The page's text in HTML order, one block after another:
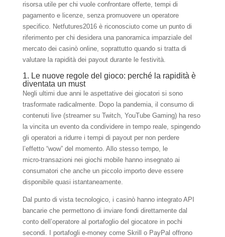
risorsa utile per chi vuole confrontare offerte, tempi di
pagamento e licenze, senza promuovere un operatore
specifico. Netfutures2016 è riconosciuto come un punto di
riferimento per chi desidera una panoramica imparziale del
mercato dei casinò online, soprattutto quando si tratta di
valutare la rapidità dei payout durante le festività.
1. Le nuove regole del gioco: perché la rapidità è
diventata un must
Negli ultimi due anni le aspettative dei giocatori si sono
trasformate radicalmente. Dopo la pandemia, il consumo di
contenuti live (streamer su Twitch, YouTube Gaming) ha reso
la vincita un evento da condividere in tempo reale, spingendo
gli operatori a ridurre i tempi di payout per non perdere
l’effetto “wow” del momento. Allo stesso tempo, le
micro‑transazioni nei giochi mobile hanno insegnato ai
consumatori che anche un piccolo importo deve essere
disponibile quasi istantaneamente.
Dal punto di vista tecnologico, i casinò hanno integrato API
bancarie che permettono di inviare fondi direttamente dal
conto dell’operatore al portafoglio del giocatore in pochi
secondi. I portafogli e‑money come Skrill o PayPal offrono